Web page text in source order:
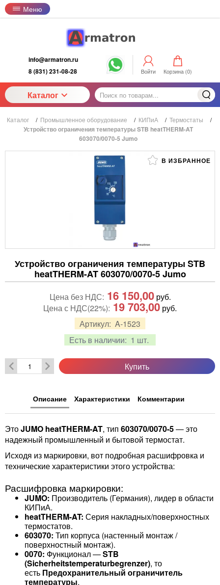
Меню
info@armatron.ru
8 (831) 231-08-28
Войти Корзина (0)
Каталог
Каталог / Промышленное оборудование / КИПиА / Термостаты /
Устройство ограничения температуры STB heatTHERM-AT
603070/0070-5 Jumo
В ИЗБРАННОЕ
Устройство ограничения температуры STB
heatTHERM-AT 603070/0070-5 Jumo
Артикул: A-1523
Есть в наличии: 1 шт.
Цена без НДС: 16 150,00руб.
Цена с НДС(22%): 19 703,00 руб.
Купить
Описание Характеристики Комментарии
ЭтоJUMO heatTHERM-AT, тип 603070/0070-5— это
надежный промышленный и бытовой термостат.
Исходя из маркировки, вот подробная расшифровка и
технические характеристики этого устройства:
Расшифровка маркировки:
JUMO: Производитель (Германия), лидер в области
КИПиА.
heatTHERM-AT: Серия накладных/поверхностных
термостатов.
603070: Тип корпуса (настенный монтаж /
поверхностный монтаж).
0070: Функционал —STB
(Sicherheitstemperaturbegrenzer), то
есть Предохранительный ограничитель
температуры.